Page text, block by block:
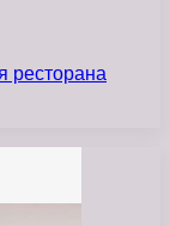
ресторана